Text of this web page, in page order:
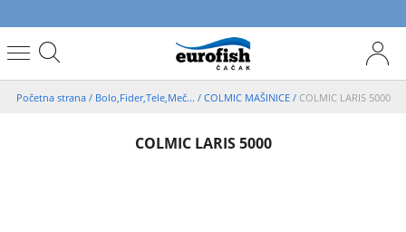
Početna strana / Bolo,Fider,Tele,Meč... / COLMIC MAŠINICE / COLMIC LARIS 5000
COLMIC LARIS 5000